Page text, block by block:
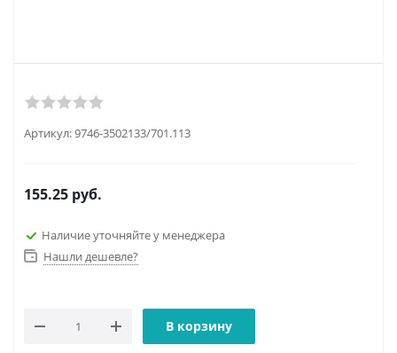
Артикул:9746-3502133/701.113
155.25 руб.
Наличие уточняйте у менеджера
Нашли дешевле?
В корзину